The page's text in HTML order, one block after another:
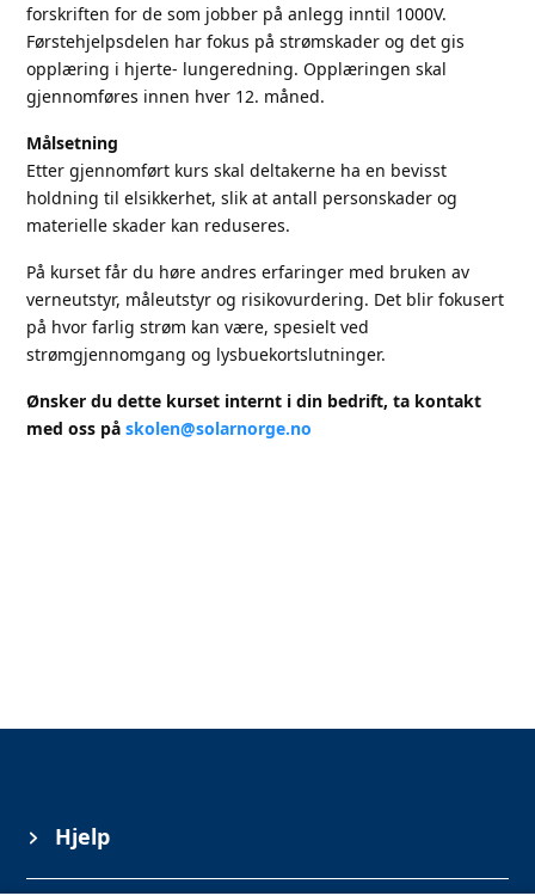
forskriften for de som jobber på anlegg inntil 1000V.
Førstehjelpsdelen har fokus på strømskader og det gis
opplæring i hjerte- lungeredning. Opplæringen skal
gjennomføres innen hver 12. måned.
Målsetning
Etter gjennomført kurs skal deltakerne ha en bevisst
holdning til elsikkerhet, slik at antall personskader og
materielle skader kan reduseres.
På kurset får du høre andres erfaringer med bruken av
verneutstyr, måleutstyr og risikovurdering. Det blir fokusert
på hvor farlig strøm kan være, spesielt ved
strømgjennomgang og lysbuekortslutninger.
Ønsker du dette kurset internt i din bedrift, ta kontakt
med oss påskolen@solarnorge.no
Hjelp